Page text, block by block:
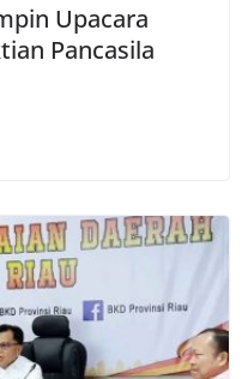
Upacara
Pancasila